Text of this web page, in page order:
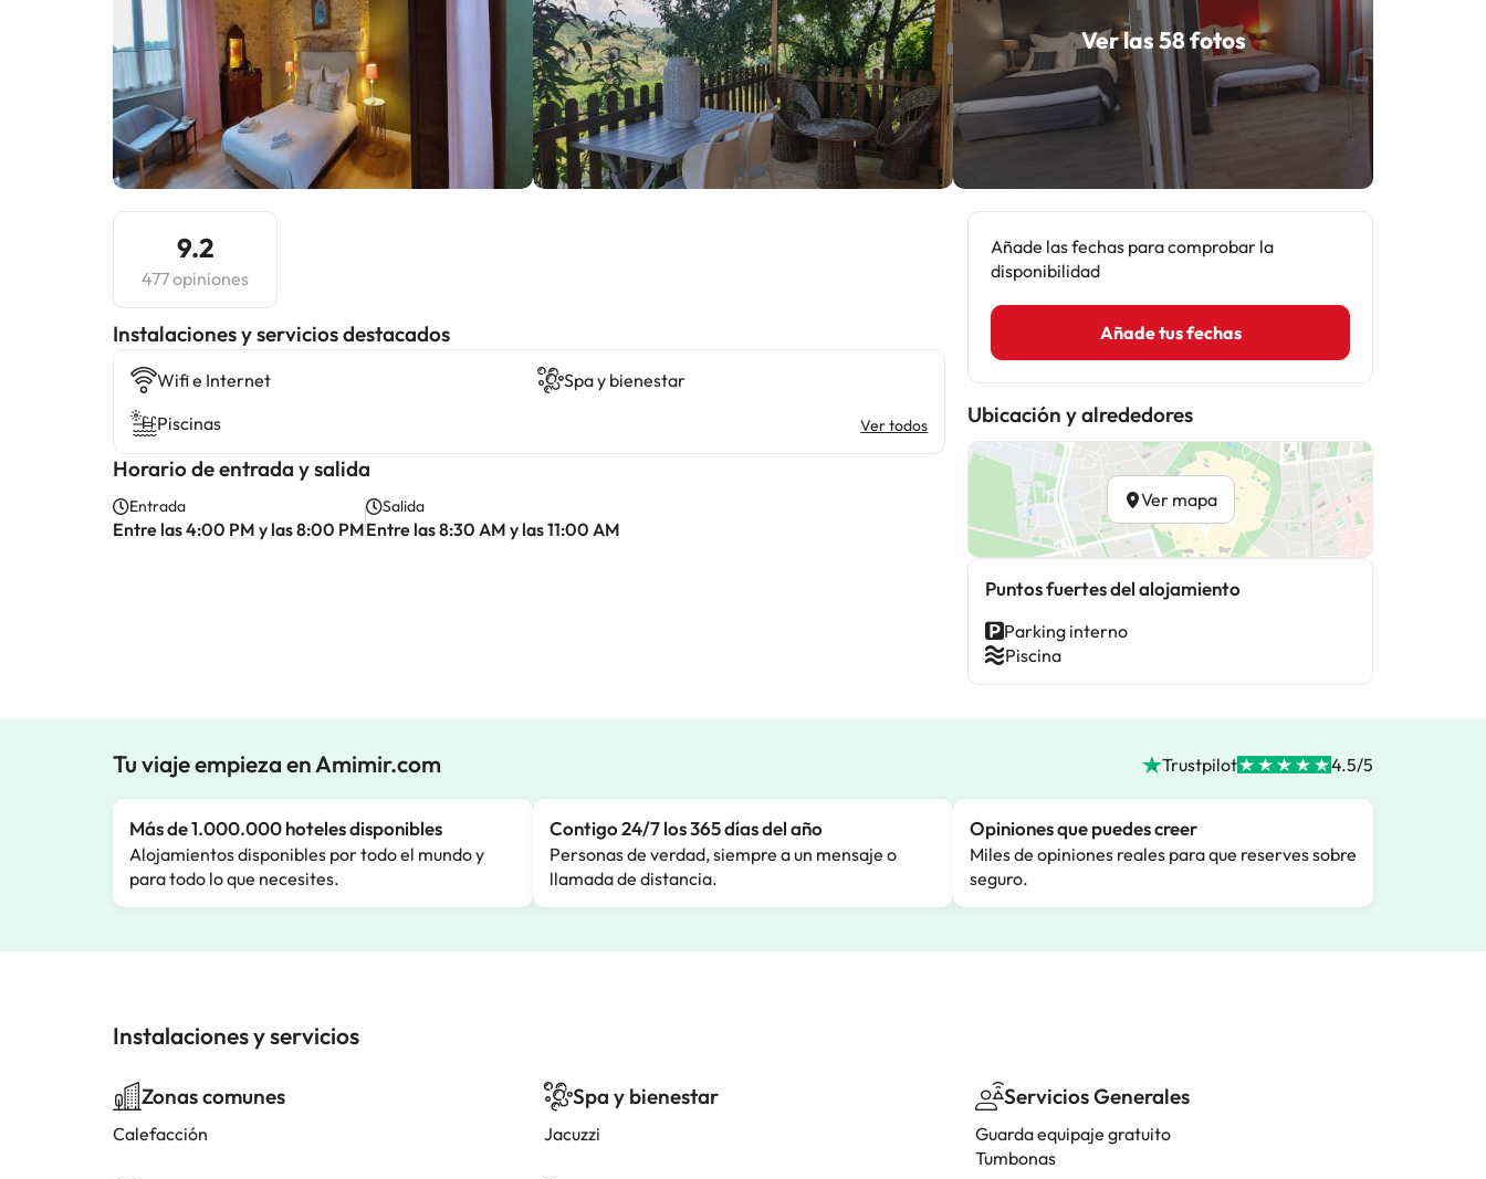
Ver las 58 fotos
9.2
477 opiniones
Instalaciones y servicios destacados
Wifi e Internet
Spa y bienestar
Piscinas
Ver todos
Horario de entrada y salida
Entrada
Entre las 4:00 PM y las 8:00 PM
Salida
Entre las 8:30 AM y las 11:00 AM
Añade las fechas para comprobar la
disponibilidad
Añade tus fechas
Ubicación y alrededores
Ver mapa
Puntos fuertes del alojamiento
Parking interno
Piscina
Tu viaje empieza en Amimir.com Trustpilot 4.5/5
Más de 1.000.000 hoteles disponibles
Alojamientos disponibles por todo el mundo y
para todo lo que necesites.
Contigo 24/7 los 365 días del año
Personas de verdad, siempre a un mensaje o
llamada de distancia.
Opiniones que puedes creer
Miles de opiniones reales para que reserves sobre
seguro.
Instalaciones y servicios
Zonas comunes
Calefacción
Spa y bienestar
Jacuzzi
Servicios Generales
Guarda equipaje gratuito
Tumbonas